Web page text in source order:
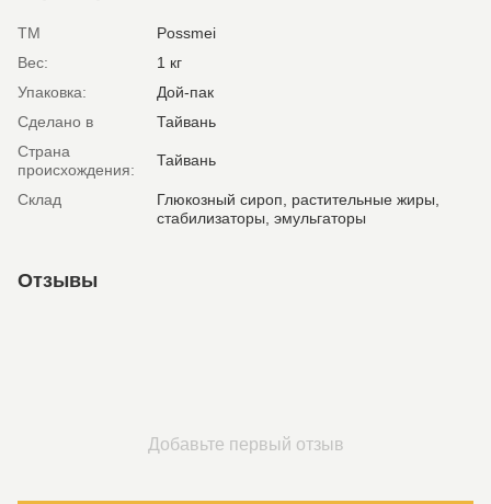
ТМ
Possmei
Вес:
1 кг
Упаковка:
Дой-пак
Сделано в
Тайвань
Страна
происхождения:
Тайвань
Склад
Глюкозный сироп, растительные жиры,
стабилизаторы, эмульгаторы
Отзывы
Добавьте первый отзыв